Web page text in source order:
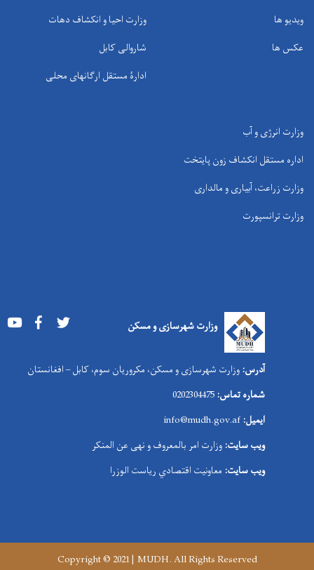
ویدیو ها
عکس ها
وزارت احیا و انکشاف دهات
شاروالی کابل
ادارۀ مستقل ارگانهای محلی
وزارت انرژی و آب
اداره مستقل انکشاف زون پایتخت
وزارت زراعت، آبیاری و مالداری
وزارت ترانسپورت
وزارت شهرسازی و مسکن Youtube Facebook
آدرس: وزارت شهرسازی و مسکن، مکروریان سوم، کابل – افغانستان
شماره تماس:
ایمیل: info@mudh.gov.af
ویب سایت: وزارت امر بالمعروف و نهی عن المنکر
ویب سایت: معاونیت اقتصادي ریاست الوزرا
Copyright © 2021 | MUDH. All Rights Reserved